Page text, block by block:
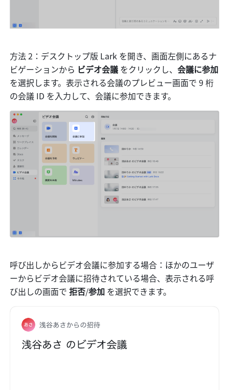
方法 2：デスクトップ版 Lark を開き、画面左側にあるナ
ビゲーションから ビデオ会議 をクリックし、
を選択します。表示される会議のプレビュー画面で 9 桁
の会議 ID を入力して、会議に参加できます。
呼び出しからビデオ会議に参加する場合：ほかのユーザ
ーからビデオ会議に招待されている場合、表示される呼
び出しの画面で 拒否/参加 を選択できます。